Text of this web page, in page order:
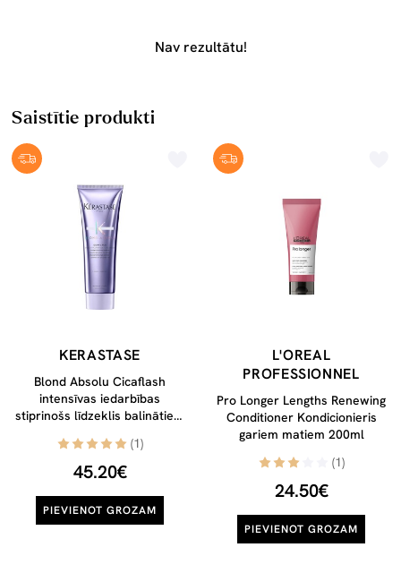
Nav rezultātu!
Saistītie produkti
KERASTASE
Blond Absolu Cicaflash
intensīvas iedarbības
stiprinošs līdzeklis balinātiem
(1)
45.20€
PIEVIENOT GROZAM
L'OREAL
PROFESSIONNEL
Pro Longer Lengths Renewing
Conditioner Kondicionieris
gariem matiem 200ml
(1)
24.50€
PIEVIENOT GROZAM